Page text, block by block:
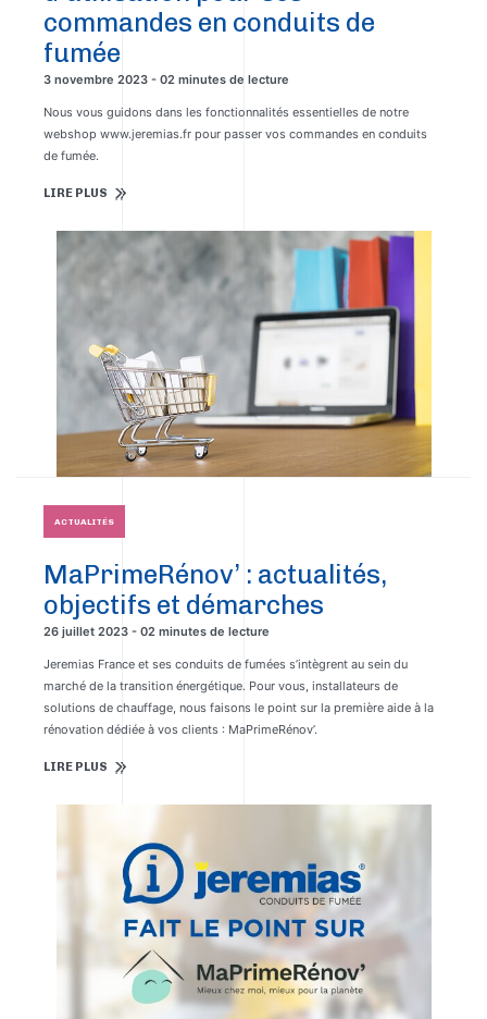
commandes en conduits de
fumée
3 novembre 2023 - 02 minutes de lecture
Nous vous guidons dans les fonctionnalités essentielles de notre
webshop www.jeremias.fr pour passer vos commandes en conduits
de fumée.
LIRE PLUS
ACTUALITÉS
MaPrimeRénov’ : actualités,
objectifs et démarches
26 juillet 2023 - 02 minutes de lecture
Jeremias France et ses conduits de fumées s’intègrent au sein du
marché de la transition énergétique. Pour vous, installateurs de
solutions de chauffage, nous faisons le point sur la première aide à la
rénovation dédiée à vos clients : MaPrimeRénov’.
LIRE PLUS